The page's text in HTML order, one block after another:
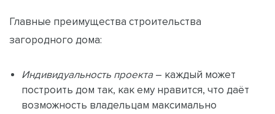
Главные преимущества строительства
загородного дома:
Индивидуальность проекта– каждый может
построить дом так, как ему нравится, что даёт
возможность владельцам максимально